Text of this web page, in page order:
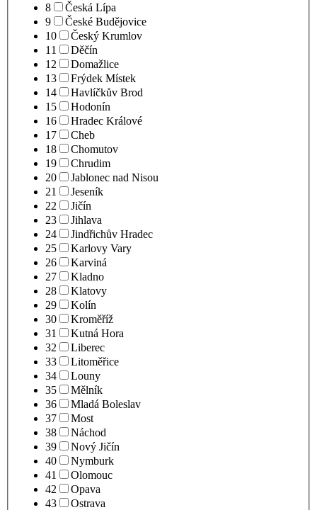
8
Česká Lípa
9
České Budějovice
10
Český Krumlov
11
Děčín
12
Domažlice
13
Frýdek Místek
14
Havlíčkův Brod
15
Hodonín
16
Hradec Králové
17
Cheb
18
Chomutov
19
Chrudim
20
Jablonec nad Nisou
21
Jeseník
22
Jičín
23
Jihlava
24
Jindřichův Hradec
25
Karlovy Vary
26
Karviná
27
Kladno
28
Klatovy
29
Kolín
30
Kroměříž
31
Kutná Hora
32
Liberec
33
Litoměřice
34
Louny
35
Mělník
36
Mladá Boleslav
37
Most
38
Náchod
39
Nový Jičín
40
Nymburk
41
Olomouc
42
Opava
43
Ostrava